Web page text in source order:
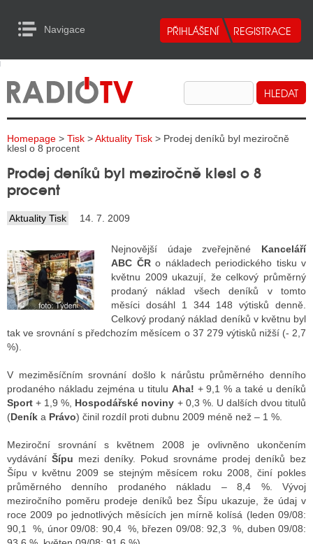
Navigace
RADIA
TELEVIZE
INTERNET
TISK
RADIA
RÁDIÍ
RÁDIÍ
VYSÍLAČE
TELEVIZÍ
VYSÍLAČE
INTERNET
RÁDIA
STRÁNKY RÁDIÍ
to Content
Homepage > Tisk >Aktuality Tisk > Prodej deníků byl meziročně
klesl o 8 procent
Prodej deníků byl meziročně klesl o 8
procent
Aktuality Tisk 14. 7. 2009
Nejnovější údaje zveřejněné Kanceláří
ABC ČRo nákladech periodického tisku v
květnu 2009 ukazují, že celkový průměrný
prodaný náklad všech deníků v tomto
měsíci dosáhl 1 344 148 výtisků denně.
Celkový prodaný náklad deníků v květnu byl
tak ve srovnání s předchozím měsícem o 37 279 výtisků nižší (- 2,7
%).
V meziměsíčním srovnání došlo k nárůstu průměrného denního
prodaného nákladu zejména u titulu Aha! + 9,1 % a také u deníků
Sport + 1,9 %, Hospodářské noviny + 0,3 %. U dalších dvou titulů
(Deník a Právo) činil rozdíl proti dubnu 2009 méně než – 1 %.
Meziroční srovnání s květnem 2008 je ovlivněno ukončením
vydávání Šípu mezi deníky. Pokud srovnáme prodej deníků bez
Šípu v květnu 2009 se stejným měsícem roku 2008, činí pokles
průměrného denního prodaného nákladu – 8,4 %. Vývoj
meziročního poměru prodeje deníků bez Šípu ukazuje, že údaj v
roce 2009 po jednotlivých měsících jen mírně kolísá (leden 09/08:
90,1 %, únor 09/08: 90,4 %, březen 09/08: 92,3 %, duben 09/08: